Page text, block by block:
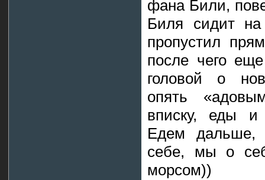
фана Били,
Биля сидит
пропустил
после чего
головой о
опять
вписку, еды и
Едем дальше,
себе, мы о
морсом))